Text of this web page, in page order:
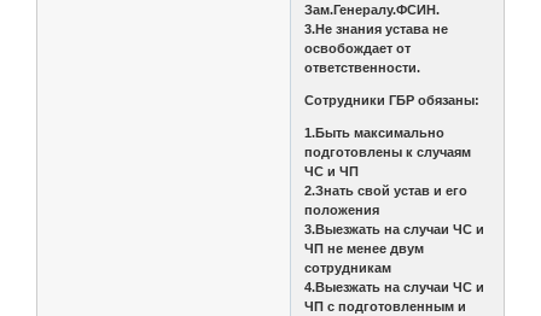
Зам.Генералу.ФСИН.
3.Не знания устава не
освобождает от
ответственности.
Сотрудники ГБР обязаны:
1.Быть максимально
подготовлены к случаям
ЧС и ЧП
2.Знать свой устав и его
положения
3.Выезжать на случаи ЧС и
ЧП не менее двум
сотрудникам
4.Выезжать на случаи ЧС и
ЧП с подготовленным и